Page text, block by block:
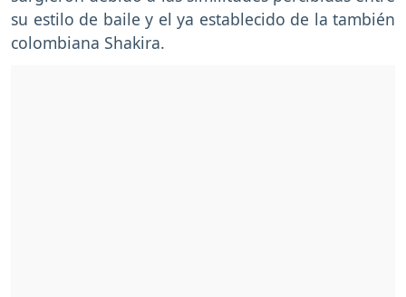
su estilo de baile y el ya establecido de la también
colombiana Shakira.